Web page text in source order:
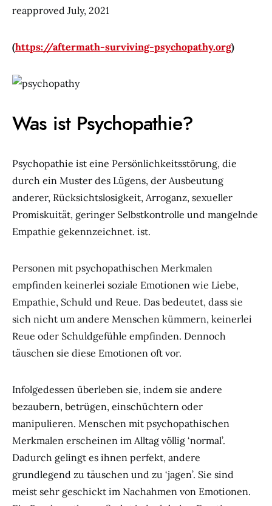
reapproved July, 2021
(https://aftermath-surviving-psychopathy.org)
Was ist Psychopathie?
Psychopathie ist eine Persönlichkeitsstörung, die
durch ein Muster des Lügens, der Ausbeutung
anderer, Rücksichtslosigkeit, Arroganz, sexueller
Promiskuität, geringer Selbstkontrolle und mangelnde
Empathie gekennzeichnet. ist.
Personen mit psychopathischen Merkmalen
empfinden keinerlei soziale Emotionen wie Liebe,
Empathie, Schuld und Reue. Das bedeutet, dass sie
sich nicht um andere Menschen kümmern, keinerlei
Reue oder Schuldgefühle empfinden. Dennoch
täuschen sie diese Emotionen oft vor.
Infolgedessen überleben sie, indem sie andere
bezaubern, betrügen, einschüchtern oder
manipulieren. Menschen mit psychopathischen
Merkmalen erscheinen im Alltag völlig ‘normal’.
Dadurch gelingt es ihnen perfekt, andere
grundlegend zu täuschen und zu ‘jagen’. Sie sind
meist sehr geschickt im Nachahmen von Emotionen.